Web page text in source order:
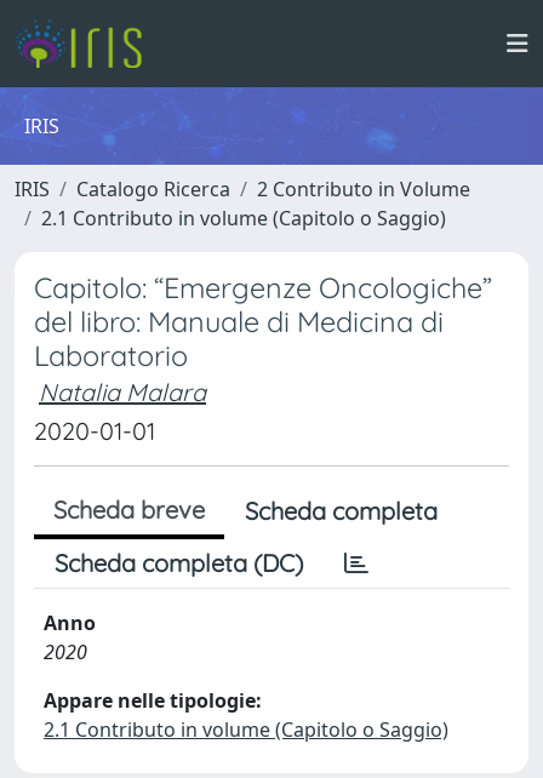
IRIS
IRIS Catalogo Ricerca
2 Contributo in Volume
2.1 Contributo in volume (Capitolo o Saggio)
Capitolo: “Emergenze Oncologiche”
del libro: Manuale di Medicina di
Laboratorio
Natalia Malara
2020-01-01
Scheda breve
Scheda completa
Scheda completa (DC)
Anno
2020
Appare nelle tipologie:
2.1 Contributo in volume (Capitolo o Saggio)